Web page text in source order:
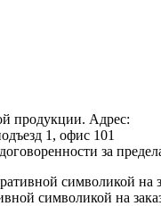
продукции. Адрес:
1, офис 101
договоренности за
символикой на
символикой на